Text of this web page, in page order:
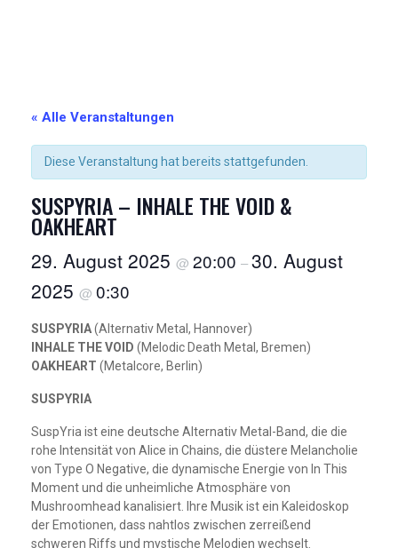
« Alle Veranstaltungen
Diese Veranstaltung hat bereits stattgefunden.
SUSPYRIA – INHALE THE VOID &
OAKHEART
29. August 2025 @ 20:00 –30. August
2025 @ 0:30
SUSPYRIA(Alternativ Metal, Hannover)
INHALE THE VOID (Melodic Death Metal, Bremen)
OAKHEART (Metalcore, Berlin)
SUSPYRIA
SuspYria ist eine deutsche Alternativ Metal-Band, die die
rohe Intensität von Alice in Chains, die düstere Melancholie
von Type O Negative, die dynamische Energie von In This
Moment und die unheimliche Atmosphäre von
Mushroomhead kanalisiert. Ihre Musik ist ein Kaleidoskop
der Emotionen, dass nahtlos zwischen zerreißend
schweren Riffs und mystische Melodien wechselt.